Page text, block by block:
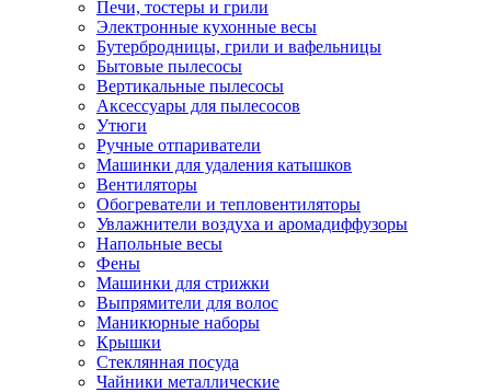
Печи, тостеры и грили
Электронные кухонные весы
Бутербродницы, грили и вафельницы
Бытовые пылесосы
Вертикальные пылесосы
Аксессуары для пылесосов
Утюги
Ручные отпариватели
Машинки для удаления катышков
Вентиляторы
Обогреватели и тепловентиляторы
Увлажнители воздуха и аромадиффузоры
Напольные весы
Фены
Машинки для стрижки
Выпрямители для волос
Маникюрные наборы
Крышки
Стеклянная посуда
Чайники металлические